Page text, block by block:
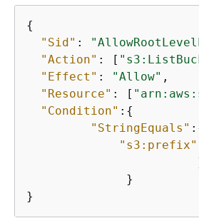
{
"Sid" :
"Action" : [
"Effect" : "Allow" ,
"Resource" : [
"Condition" : {
"StringEquals" :
"s3:prefix"
              }
}